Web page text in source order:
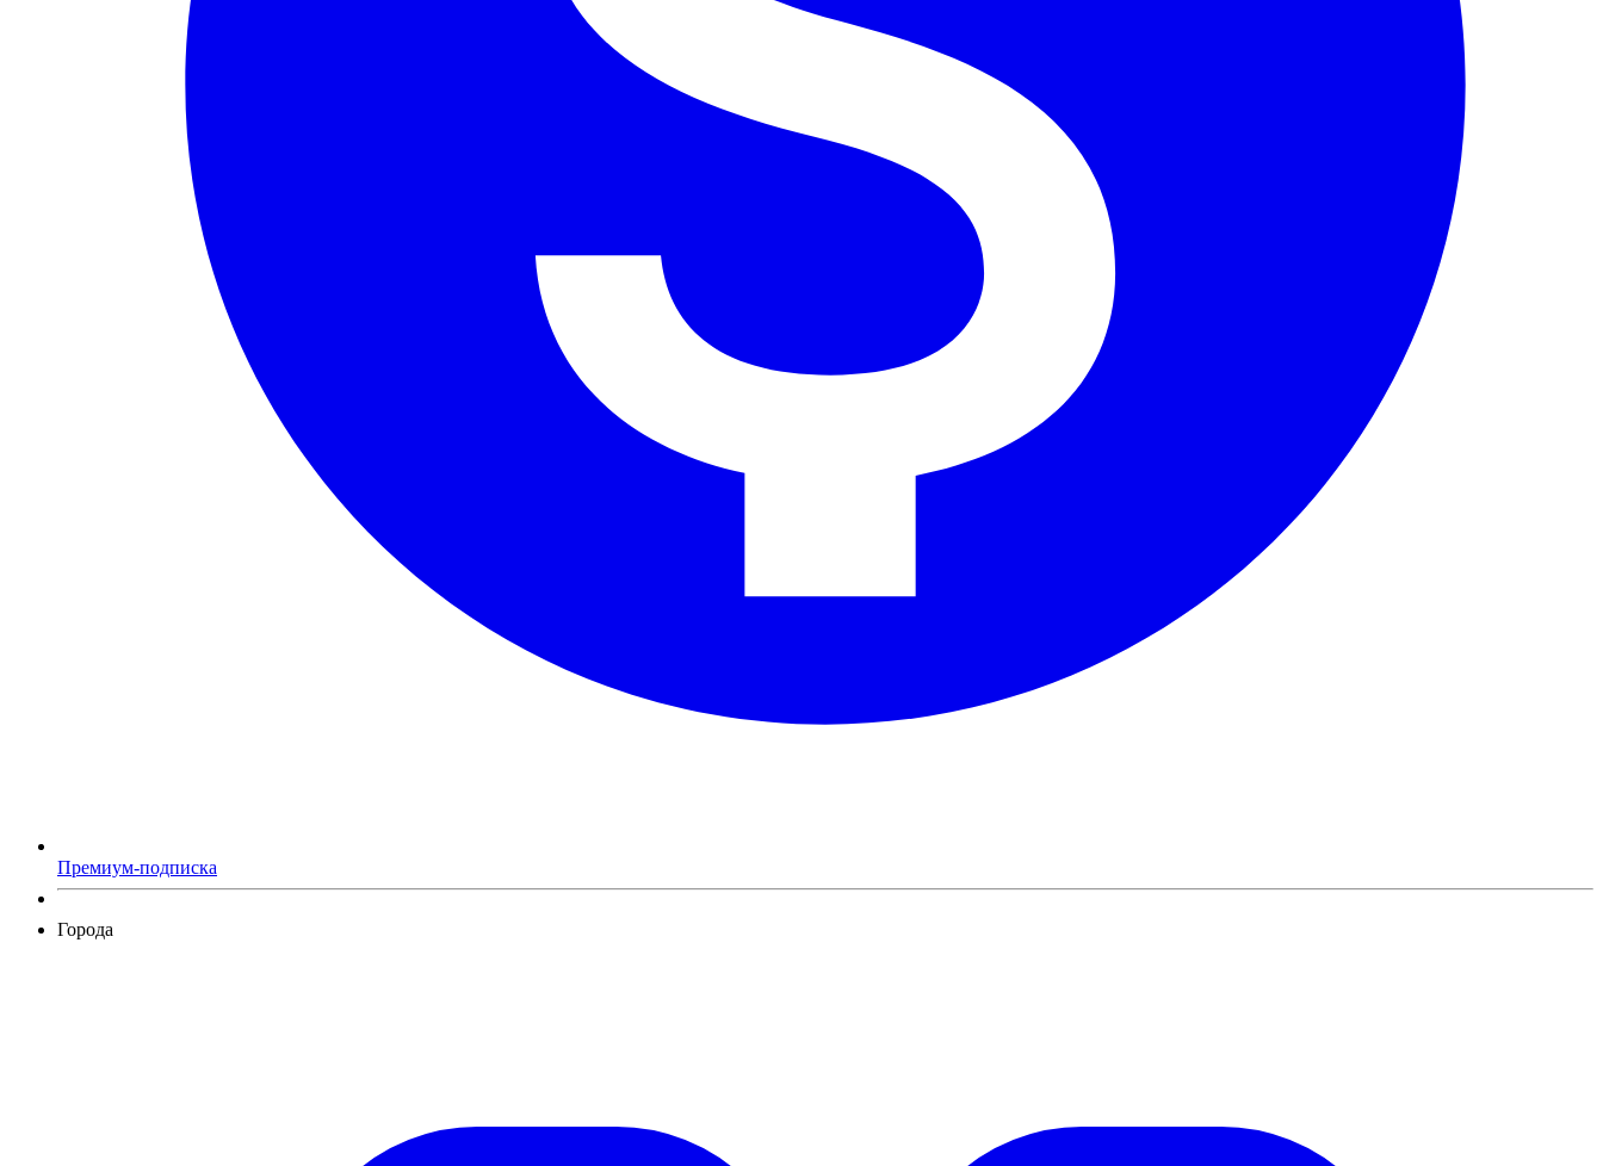
Премиум-подписка
Города